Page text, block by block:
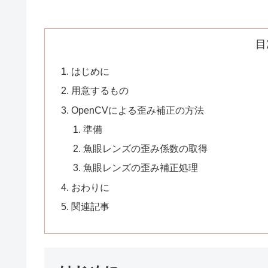
はじめに
用意するもの
OpenCVによる歪み補正の方法
準備
魚眼レンズの歪み係数の取得
魚眼レンズの歪み補正処理
おわりに
関連記事